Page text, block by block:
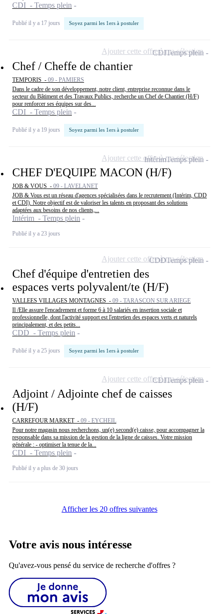
CDI - Temps plein
Publié il y a 17 jours Soyez parmi les 1ers à postuler
Chef / Cheffe de chantier
TEMPORIS - 09 - PAMIERS
Dans le cadre de son développement, notre client, entreprise reconnue dans le
secteur du Bâtiment et des Travaux Publics, recherche un Chef de Chantier (H/F)
pour renforcer ses équipes sur des...
CDI - Temps plein
Publié il y a 19 jours Soyez parmi les 1ers à postuler
CDITemps plein
Ajouter cette offre à ma sélection
CHEF D'EQUIPE MACON (H/F)
JOB & VOUS - 09 - LAVELANET
JOB & Vous est un réseau d'agences spécialisées dans le recrutement (Intérim, CDD
et CDI). Notre objectif est de valoriser les talents en proposant des solutions
adaptées aux besoins de nos clients,...
Intérim - Temps plein
Publié il y a 23 jours
IntérimTemps plein
Ajouter cette offre à ma sélection
Chef d'équipe d'entretien des
espaces verts polyvalent/te (H/F)
VALLEES VILLAGES MONTAGNES - 09 - TARASCON SUR ARIEGE
Il /Elle assure l'encadrement et forme 6 à 10 salariés en insertion sociale et
professionnelle, dont l'activité support est l'entretien des espaces verts et naturels
principalement, et des petits...
CDD - Temps plein
Publié il y a 25 jours Soyez parmi les 1ers à postuler
CDDTemps plein
Ajouter cette offre à ma sélection
Adjoint / Adjointe chef de caisses
(H/F)
CARREFOUR MARKET - 09 - EYCHEIL
Pour notre magasin nous recherchons, un(e) second(e) caisse, pour accompagner la
responsable dans sa mission de la gestion de la ligne de caisses. Votre mission
générale : - optimiser la tenue de la...
CDI - Temps plein
Publié il y a plus de 30 jours
CDITemps plein
Ajouter cette offre à ma sélection
Afficher les 20 offres suivantes
Votre avis nous intéresse
Qu'avez-vous pensé du service de recherche d'offres ?